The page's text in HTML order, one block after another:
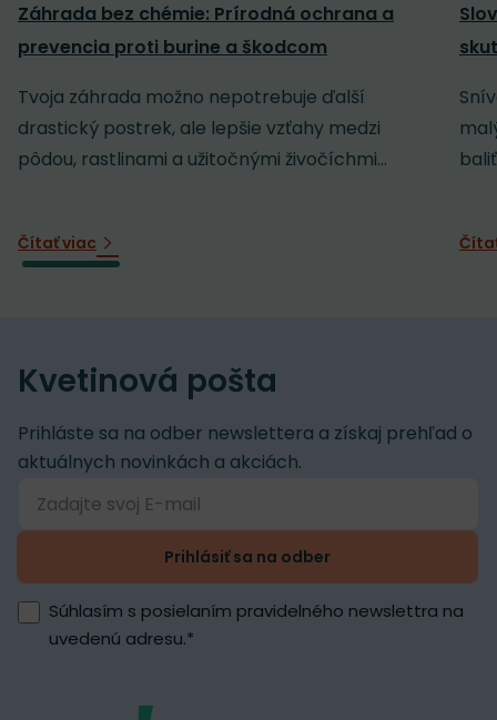
Záhrada bez chémie: Prírodná ochrana a
prevencia proti burine a škodcom
Tvoja záhrada možno nepotrebuje ďalší
drastický postrek, ale lepšie vzťahy medzi
pôdou, rastlinami a užitočnými živočíchmi...
Čítať viac
Kvetinová pošta
Prihláste sa na odber newslettera a získaj prehľad o
aktuálnych novinkách a akciách.
Prihlásiť sa na odber
Súhlasím s posielaním pravidelného newslettra na
uvedenú adresu.*